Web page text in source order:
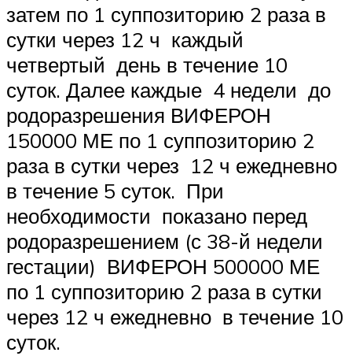
затем по 1 суппозиторию 2 раза в
сутки через 12 ч каждый
четвертый день в течение 10
суток. Далее каждые 4 недели до
родоразрешения ВИФЕРОН
150000 МЕ по 1 суппозиторию 2
раза в сутки через 12 ч ежедневно
в течение 5 суток. При
необходимости показано перед
родоразрешением (с 38-й недели
гестации) ВИФЕРОН 500000 МЕ
по 1 суппозиторию 2 раза в сутки
через 12 ч ежедневно в течение 10
суток.